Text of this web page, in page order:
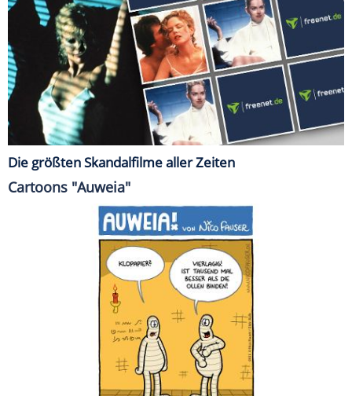
Die größten Skandalfilme aller Zeiten
Cartoons "Auweia"